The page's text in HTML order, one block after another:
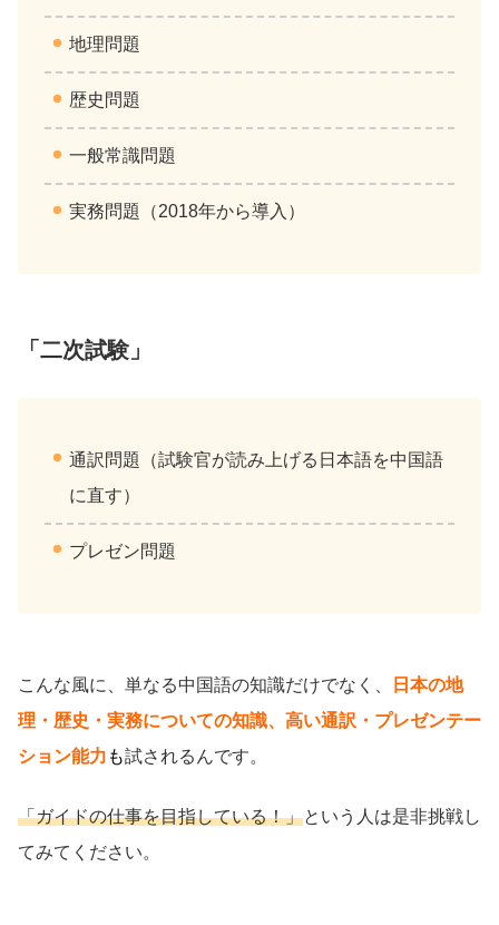
地理問題
歴史問題
一般常識問題
実務問題（2018年から導入）
「二次試験」
通訳問題（試験官が読み上げる日本語を中国語
に直す）
プレゼン問題
こんな風に、単なる中国語の知識だけでなく、
日本の地
理・歴史・実務についての知識、高い通訳・プレゼンテー
ション能力 も試されるんです。
「ガイドの仕事を目指している！」という人は是非挑戦し
てみてください。